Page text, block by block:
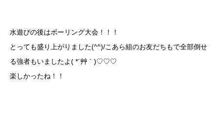
水遊びの後はボーリング大会！！！
とっても盛り上がりました(^^)/こあら組のお友だちもで全部倒せ
る強者もいましたよ( *´艸｀)♡♡♡
楽しかったね！！